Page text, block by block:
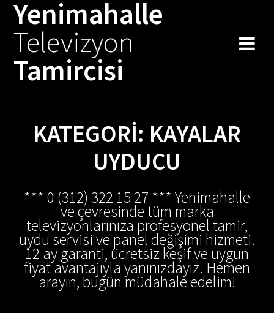
Skip
to
Yenimahalle
Televizyon
Tamircisi
KATEGORI: KAYALAR
UYDUCU
*** 0 (312) 322 15 27 *** Yenimahalle
ve çevresinde tüm marka
televizyonlarınıza profesyonel tamir,
uydu servisi ve panel değişimi hizmeti.
12 ay garanti, ücretsiz keşif ve uygun
fiyat avantajıyla yanınızdayız. Hemen
arayın, bugün müdahale edelim!